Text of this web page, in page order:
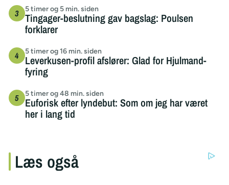
5 timer og 5 min. siden
Tingager-beslutning gav bagslag: Poulsen
forklarer
5 timer og 16 min. siden
Leverkusen-profil afslører: Glad for Hjulmand-
fyring
5 timer og 48 min. siden
Euforisk efter lyndebut: Som om jeg har været
her i lang tid